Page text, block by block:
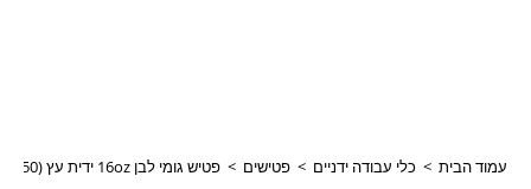
עמוד הבית > כלי עבודה ידניים > פטישים > פטיש גומי לבן 16oz ידית עץ (450 גרם) / מק"ט 102827